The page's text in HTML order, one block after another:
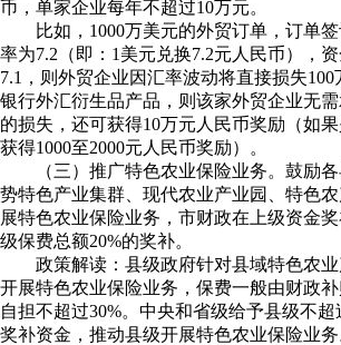
币，单家企业每年不超过10万元。
比如，1000万美元的外贸订单，订单
率为7.2（即：1美元兑换7.2元人民币），
7.1，则外贸企业因汇率波动将直接损失
银行外汇衍生品产品，则该家外贸企业无
的损失，还可获得10万元人民币奖励（如
获得1000至2000元人民币奖励）。
（三）推广特色农业保险业务。鼓励
势特色产业集群、现代农业产业园、特色
展特色农业保险业务，市财政在上级资金
级保费总额20%的奖补。
政策解读：县级政府针对县域特色农
开展特色农业保险业务，保费一般由财政
自担不超过30%。中央和省级给予县级不超
奖补资金，推动县级开展特色农业保险业